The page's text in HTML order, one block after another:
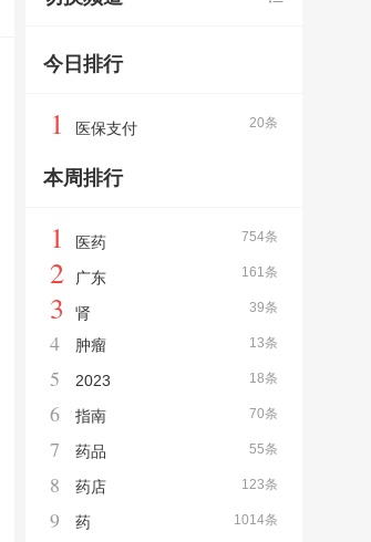
今日排行
20条
1 医保支付
本周排行
754条
1 医药
161条
2 广东
39条
3 肾
13条
4 肿瘤
18条
5 2023
70条
6 指南
55条
7 药品
123条
8 药店
1014条
9 药